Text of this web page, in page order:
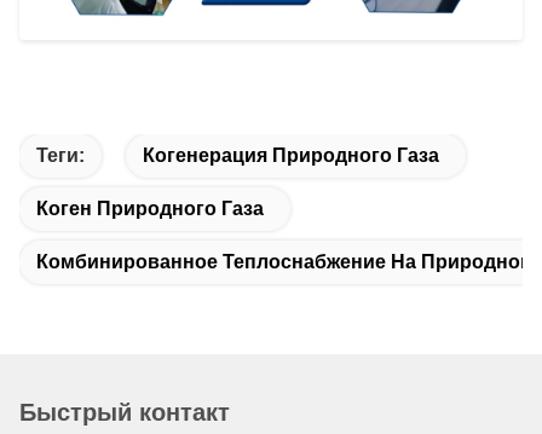
Теги: Когенерация Природного Газа
Коген Природного Газа
Комбинированное Теплоснабжение На Природном
Быстрый контакт